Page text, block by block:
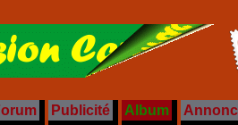
Publicité Album